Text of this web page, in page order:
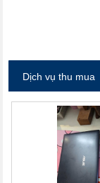
Dịch vụ thu mua